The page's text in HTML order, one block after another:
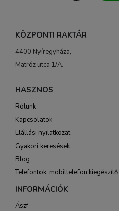
KÖZPONTI RAKTÁR
4400 Nyíregyháza,
Matróz utca 1/A.
HASZNOS
Rólunk
Kapcsolatok
Elállási nyilatkozat
Gyakori keresések
Blog
Telefontok, mobiltelefon
INFORMÁCIÓK
Ászf